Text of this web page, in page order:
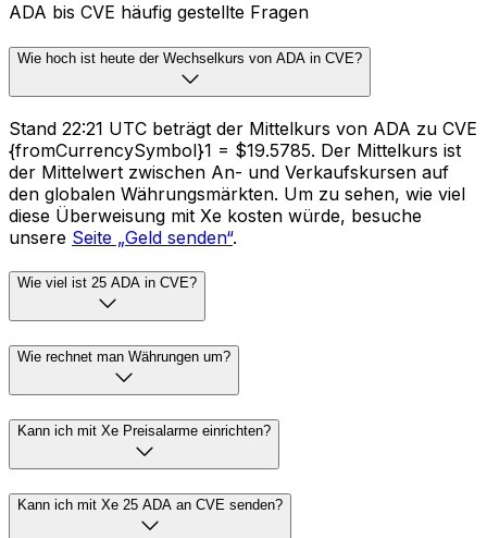
ADA bis CVE häufig gestellte Fragen
Wie hoch ist heute der Wechselkurs von ADA in CVE?
Stand 22:21 UTC beträgt der Mittelkurs von ADA zu CVE
{fromCurrencySymbol}1 = $19.5785. Der Mittelkurs ist
der Mittelwert zwischen An- und Verkaufskursen auf
den globalen Währungsmärkten. Um zu sehen, wie viel
diese Überweisung mit Xe kosten würde, besuche
unsere Seite „Geld senden“.
Wie viel ist 25 ADA in CVE?
Wie rechnet man Währungen um?
Kann ich mit Xe Preisalarme einrichten?
Kann ich mit Xe 25 ADA an CVE senden?